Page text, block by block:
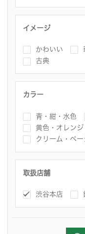
イメージ
かわいい
古典
カラー
青・紺・水色
黄色・オレンジ
クリーム・ベ
取扱店舗
渋谷本店